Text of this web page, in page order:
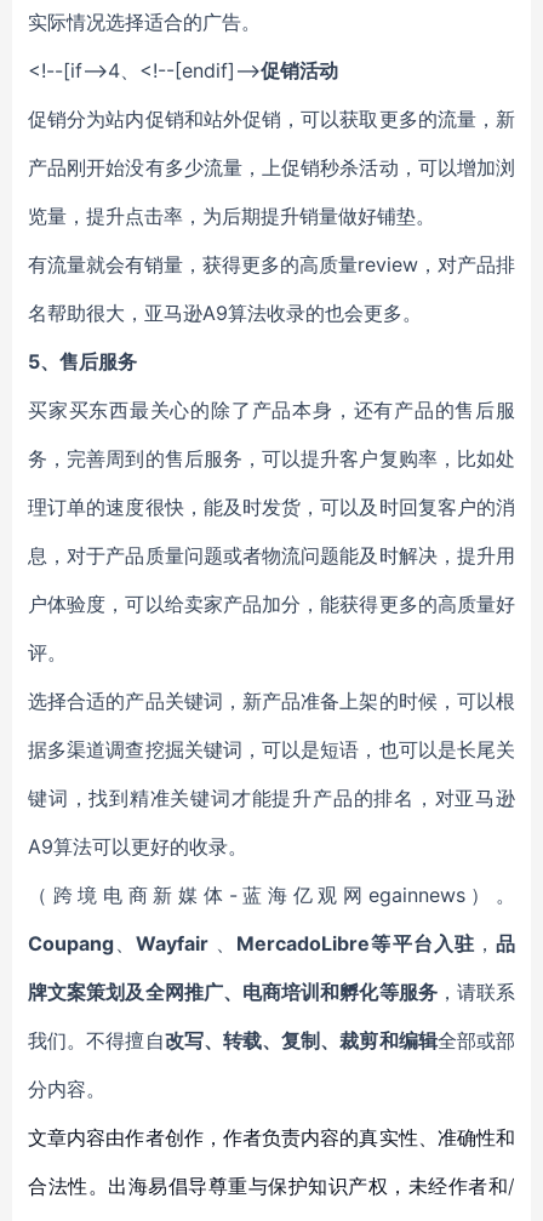
实际情况选择适合的广告。
<!--[if-->4、 <!--[endif]-->促销活动
促销分为站内促销和站外促销，可以获取更多的流量，新
产品刚开始没有多少流量，上促销秒杀活动，可以增加浏
览量，提升点击率，为后期提升销量做好铺垫。
有流量就会有销量，获得更多的高质量review，对产品排
名帮助很大，亚马逊A9算法收录的也会更多。
5、售后服务
买家买东西最关心的除了产品本身，还有产品的售后服
务，完善周到的售后服务，可以提升客户复购率，比如处
理订单的速度很快，能及时发货，可以及时回复客户的消
息，对于产品质量问题或者物流问题能及时解决，提升用
户体验度，可以给卖家产品加分，能获得更多的高质量好
评。
选择合适的产品关键词，新产品准备上架的时候，可以根
据多渠道调查挖掘关键词，可以是短语，也可以是长尾关
键词，找到精准关键词才能提升产品的排名，对亚马逊
A9算法可以更好的收录。
（跨境电商新媒体-蓝海亿观网egainnews）。
Coupang、Wayfair 、 MercadoLibre等平台入驻 ，品
牌文案策划及全网推广、电商培训和孵化等服务，请联系
我们。不得擅自改写、转载、复制、裁剪和编辑全部或部
分内容。
文章内容由作者创作，作者负责内容的真实性、准确性和
合法性。出海易倡导尊重与保护知识产权，未经作者和/